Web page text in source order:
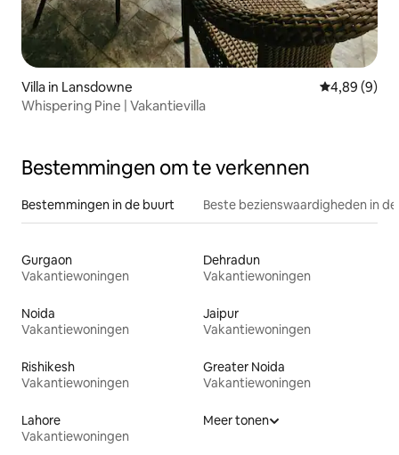
Villa in Lansdowne Gemiddelde
4,89 (9)
Whispering Pine | Vakantievilla
Bestemmingen om te verkennen
Bestemmingen in de buurt Beste bezienswaardigheden in
Gurgaon
Vakantiewoningen
Dehradun
Vakantiewoningen
Noida
Vakantiewoningen
Jaipur
Vakantiewoningen
Rishikesh
Vakantiewoningen
Greater Noida
Vakantiewoningen
Lahore
Vakantiewoningen
Meer tonen